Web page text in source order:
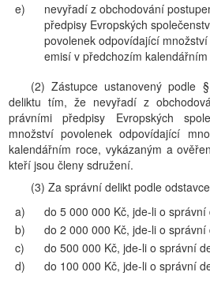
e)
nevyřadí z obchodování
předpisy Evropských
povolenek odpovídající
emisí v předchozím
(2) Zástupce ustanovený podle
deliktu tím, že nevyřadí z
právními předpisy Evropských
množství povolenek odpovídající
kalendářním roce, vykázaným a
kteří jsou členy sdružení.
(3) Za správní delikt podle
a)
do 5 000 000 Kč, jde-li o
b)
do 2 000 000 Kč, jde-li o
c)
do 500 000 Kč, jde-li o správní
d)
do 100 000 Kč, jde-li o správní